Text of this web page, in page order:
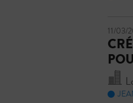
11/03/